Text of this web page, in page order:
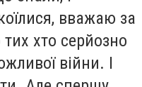
вважаю за
хто серйозно
війни. І